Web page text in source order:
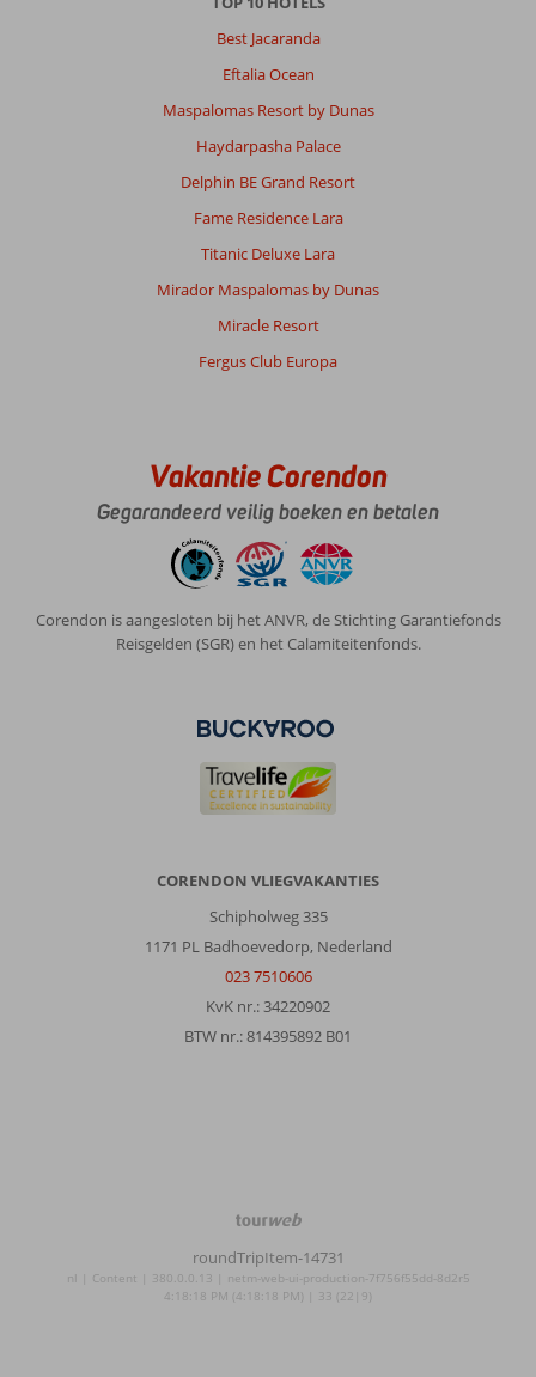
Best Jacaranda
Eftalia Ocean
Maspalomas Resort by Dunas
Haydarpasha Palace
Delphin BE Grand Resort
Fame Residence Lara
Titanic Deluxe Lara
Mirador Maspalomas by Dunas
Miracle Resort
Fergus Club Europa
Vakantie Corendon
Gegarandeerd veilig boeken en betalen
Corendon is aangesloten bij het ANVR, de Stichting Garantiefonds
Reisgelden (SGR) en het Calamiteitenfonds.
CORENDON VLIEGVAKANTIES
Schipholweg 335
1171 PL Badhoevedorp, Nederland
023 7510606
KvK nr.: 34220902
BTW nr.: 814395892 B01
TourWeb
©
NetMatch
roundTripItem-14731
nl | Content | 380.0.0.13 | netm-web-ui-production-7f756f55dd-8d2r5
4:18:18 PM (4:18:18 PM) | 33 (22|9)